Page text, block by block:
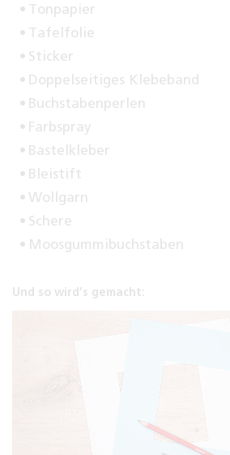
Tonpapier
Tafelfolie
Sticker
Doppelseitiges Klebeband
Buchstabenperlen
Farbspray
Bastelkleber
Bleistift
Wollgarn
Schere
Moosgummibuchstaben
Und so wird’s gemacht: